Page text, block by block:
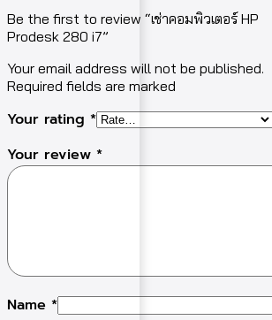
Be the first to review “เช่าคอมพิวเตอร์ HP
Prodesk 280 i7”
Your email address will not be published.
Required fields are marked
Your rating *
Your review *
Name *